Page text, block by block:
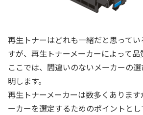
再生トナーはどれも一緒だと思って
すが、再生トナーメーカーによって品
ここでは、間違いのないメーカーの
明します。
再生トナーメーカーは数多くありま
ーカーを選定するためのポイントと